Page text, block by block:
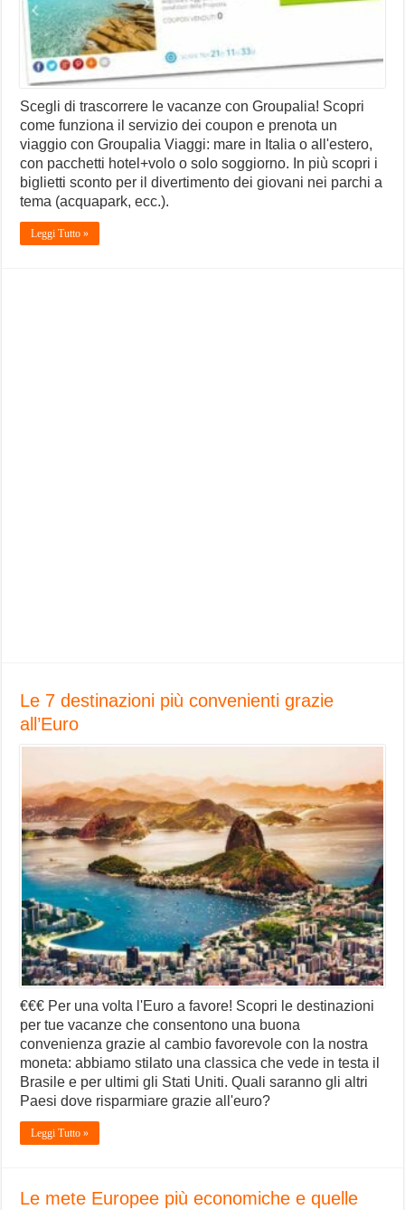
Scegli di trascorrere le vacanze con Groupalia! Scopri
come funziona il servizio dei coupon e prenota un
viaggio con Groupalia Viaggi: mare in Italia o all'estero,
con pacchetti hotel+volo o solo soggiorno. In più scopri i
biglietti sconto per il divertimento dei giovani nei parchi a
tema (acquapark, ecc.).
Leggi Tutto »
Le 7 destinazioni più convenienti grazie
all’Euro
€€€ Per una volta l'Euro a favore! Scopri le destinazioni
per tue vacanze che consentono una buona
convenienza grazie al cambio favorevole con la nostra
moneta: abbiamo stilato una classica che vede in testa il
Brasile e per ultimi gli Stati Uniti. Quali saranno gli altri
Paesi dove risparmiare grazie all'euro?
Leggi Tutto »
Le mete Europee più economiche e quelle